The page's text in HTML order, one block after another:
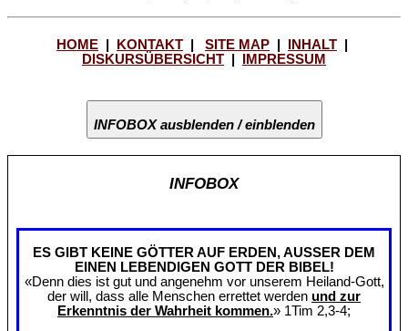
HOME KONTAKT SITE MAP INHALT
DISKURSÜBERSICHT
IMPRESSUM
INFOBOX ausblenden / einblenden
INFOBOX
ES GIBT KEINE GÖTTER AUF ERDEN, AUSSER DEM
EINEN LEBENDIGEN GOTT DER BIBEL!
«Denn dies ist gut und angenehm vor unserem Heiland-Gott,
der will, dass alle Menschen errettet werden und zur
Erkenntnis der Wahrheit kommen.» 1Tim 2,3-4;